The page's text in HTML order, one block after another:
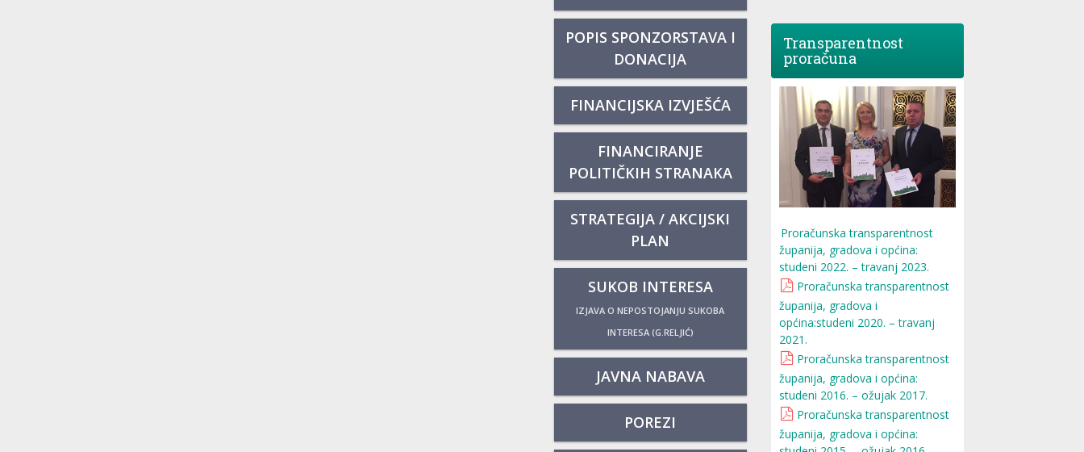
POPIS SPONZORSTAVA I
DONACIJA
FINANCIJSKA IZVJEŠĆA
FINANCIRANJE
POLITIČKIH STRANAKA
STRATEGIJA / AKCIJSKI
PLAN
SUKOB INTERESA
IZJAVA O NEPOSTOJANJU SUKOBA
INTERESA (G.RELJIĆ)
JAVNA NABAVA
POREZI
Transparentnost
proračuna
Proračunska transparentnost
županija, gradova i općina:
studeni 2022. – travanj 2023.
Proračunska transparentnost
županija, gradova i
općina:studeni 2020. – travanj
2021.
Proračunska transparentnost
županija, gradova i općina:
studeni 2016. – ožujak 2017.
Proračunska transparentnost
županija, gradova i općina: